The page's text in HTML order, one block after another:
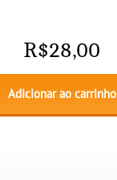
R$28,00
Adicionar ao carrinho